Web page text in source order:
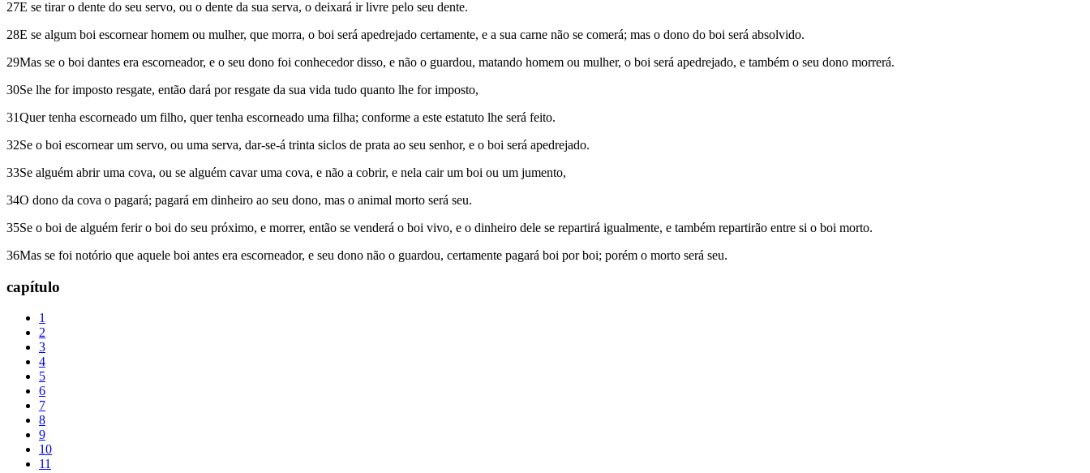
27E se tirar o dente do seu servo, ou o dente da sua serva, o deixará ir livre pelo seu dente.
28E se algum boi escornear homem ou mulher, que morra, o boi será apedrejado certamente, e a sua carne não se comerá; mas o dono do boi será absolvido.
29Mas se o boi dantes era escorneador, e o seu dono foi conhecedor disso, e não o guardou, matando homem ou mulher, o boi será apedrejado, e também o seu dono morrerá.
30Se lhe for imposto resgate, então dará por resgate da sua vida tudo quanto lhe for imposto,
31Quer tenha escorneado um filho, quer tenha escorneado uma filha; conforme a este estatuto lhe será feito.
32Se o boi escornear um servo, ou uma serva, dar-se-á trinta siclos de prata ao seu senhor, e o boi será apedrejado.
33Se alguém abrir uma cova, ou se alguém cavar uma cova, e não a cobrir, e nela cair um boi ou um jumento,
34O dono da cova o pagará; pagará em dinheiro ao seu dono, mas o animal morto será seu.
35Se o boi de alguém ferir o boi do seu próximo, e morrer, então se venderá o boi vivo, e o dinheiro dele se repartirá igualmente, e também repartirão entre si o boi morto.
36Mas se foi notório que aquele boi antes era escorneador, e seu dono não o guardou, certamente pagará boi por boi; porém o morto será seu.
capítulo
1
2
3
4
5
6
7
8
9
10
11